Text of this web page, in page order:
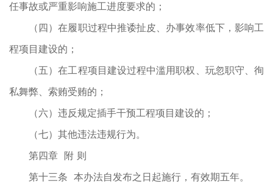
任事故或严重影响施工进度要求的；
（四）在履职过程中推诿扯皮、办事效率低下，影响工
程项目建设的；
（五）在工程项目建设过程中滥用职权、玩忽职守、徇
私舞弊、索贿受贿的；
（六）违反规定插手干预工程项目建设的；
（七）其他违法违规行为。
第四章 附 则
第十三条 本办法自发布之日起施行，有效期五年。